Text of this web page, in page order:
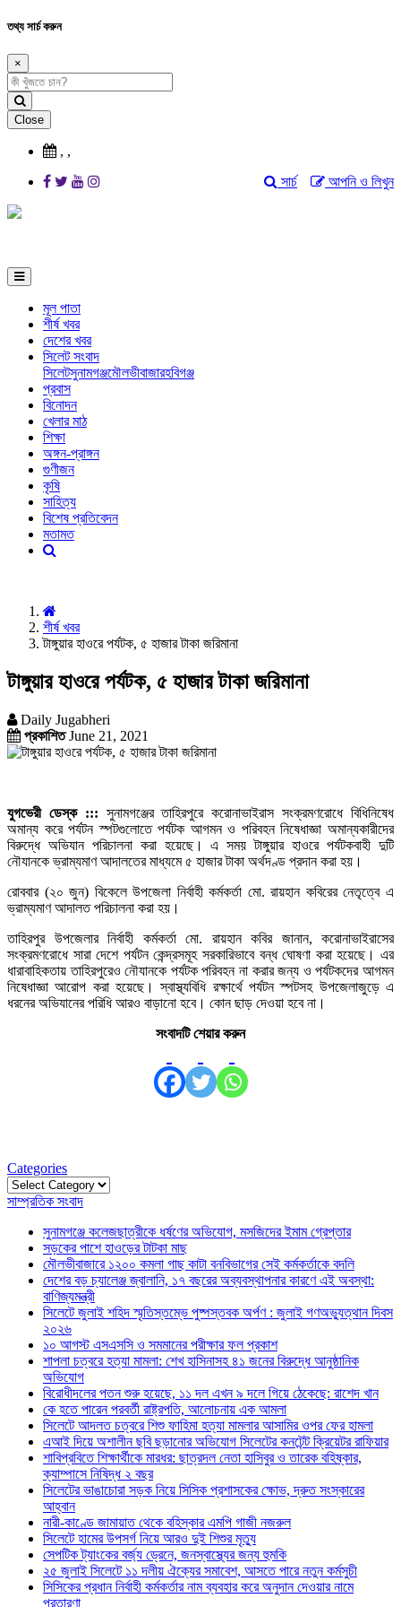
তথ্য সার্চ করুন
×
Close
, ,
আপনি ও লিখুন
সার্চ
মূল পাতা
শীর্ষ খবর
দেশের খবর
সিলেট সংবাদ
সিলেটসুনামগঞ্জমৌলভীবাজারহবিগঞ্জ
প্রবাস
বিনোদন
খেলার মাঠ
শিক্ষা
অঙ্গন-প্রাঙ্গন
গুণীজন
কৃষি
সাহিত্য
বিশেষ প্রতিবেদন
মতামত
শীর্ষ খবর
টাঙ্গুয়ার হাওরে পর্যটক, ৫ হাজার টাকা জরিমানা
টাঙ্গুয়ার হাওরে পর্যটক, ৫ হাজার টাকা জরিমানা
Daily Jugabheri
প্রকাশিতJune 21, 2021
যুগভেরী ডেস্ক ::: সুনামগঞ্জের তাহিরপুরে করোনাভাইরাস সংক্রমণরোধে বিধিনিষেধ
অমান্য করে পর্যটন স্পটগুলোতে পর্যটক আগমন ও পরিবহন নিষেধাজ্ঞা অমান্যকারীদের
বিরুদ্ধে অভিযান পরিচালনা করা হয়েছে। এ সময় টাঙ্গুয়ার হাওরে পর্যটকবাহী দুটি
নৌযানকে ভ্রাম্যমাণ আদালতের মাধ্যমে ৫ হাজার টাকা অর্থদণ্ড প্রদান করা হয়।
রোববার (২০ জুন) বিকেলে উপজেলা নির্বাহী কর্মকর্তা মো. রায়হান কবিরের নেতৃত্বে এ
ভ্রাম্যমাণ আদালত পরিচালনা করা হয়।
তাহিরপুর উপজেলার নির্বাহী কর্মকর্তা মো. রায়হান কবির জানান, করোনাভাইরাসের
সংক্রমণরোধে সারা দেশে পর্যটন কেন্দ্রসমূহ সরকারিভাবে বন্ধ ঘোষণা করা হয়েছে। এর
ধারাবাহিকতায় তাহিরপুরেও নৌযানকে পর্যটক পরিবহন না করার জন্য ও পর্যটকদের আগমন
নিষেধাজ্ঞা আরোপ করা হয়েছে। স্বাস্থ্যবিধি রক্ষার্থে পর্যটন স্পটসহ উপজেলাজুড়ে এ
ধরনের অভিযানের পরিধি আরও বাড়ানো হবে। কোন ছাড় দেওয়া হবে না।
সংবাদটি শেয়ার করুন
Categories
Categories
সাম্প্রতিক সংবাদ
সুনামগঞ্জে কলেজছাত্রীকে ধর্ষণের অভিযোগ, মসজিদের ইমাম গ্রেপ্তার
সড়কের পাশে হাওড়ের টাটকা মাছ
মৌলভীবাজারে ১২০০ কমলা গাছ কাটা বনবিভাগের সেই কর্মকর্তাকে বদলি
দেশের বড় চ্যালেঞ্জ জ্বালানি, ১৭ বছরের অব্যবস্থাপনার কারণে এই অবস্থা:
বাণিজ্যমন্ত্রী
সিলেটে জুলাই শহিদ স্মৃতিস্তম্ভে পুষ্পস্তবক অর্পণ : জুলাই গণঅভ্যুত্থান দিবস
২০২৬
১০ আগস্ট এসএসসি ও সমমানের পরীক্ষার ফল প্রকাশ
শাপলা চত্বরে হত্যা মামলা: শেখ হাসিনাসহ ৪১ জনের বিরুদ্ধে আনুষ্ঠানিক
অভিযোগ
বিরোধীদলের পতন শুরু হয়েছে, ১১ দল এখন ৯ দলে গিয়ে ঠেকেছে: রাশেদ খান
কে হতে পারেন পরবর্তী রাষ্ট্রপতি, আলোচনায় এক আমলা
সিলেটে আদলত চত্বরে শিশু ফাহিমা হত্যা মামলার আসামির ওপর ফের হামলা
এআই দিয়ে অশালীন ছবি ছড়ানোর অভিযোগ সিলেটের কনটেন্ট ক্রিয়েটর রাফিয়ার
শাবিপ্রবিতে শিক্ষার্থীকে মারধর: ছাত্রদল নেতা হাসিবুর ও তারেক বহিষ্কার,
ক্যাম্পাসে নিষিদ্ধ ২ বছর
সিলেটের ভাঙাচোরা সড়ক নিয়ে সিসিক প্রশাসকের ক্ষোভ, দ্রুত সংস্কারের
আহ্বান
নারী-কাণ্ডে জামায়াত থেকে বহিস্কার এমপি গাজী নজরুল
সিলেটে হামের উপসর্গ নিয়ে আরও দুই শিশুর মৃত্যু
সেপটিক ট্যাংকের বর্জ্য ড্রেনে, জনস্বাস্থ্যের জন্য হুমকি
২৫ জুলাই সিলেটে ১১ দলীয় ঐক্যের সমাবেশ, আসতে পারে নতুন কর্মসুচী
সিসিকের প্রধান নির্বাহী কর্মকর্তার নাম ব্যবহার করে অনুদান দেওয়ার নামে
প্রতারণা